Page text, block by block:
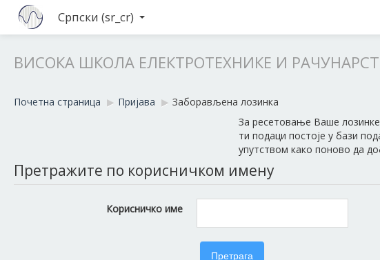
Српски ‎(sr_cr)‎
ВИСОКА ШКОЛА ЕЛЕКТРОТЕХНИКЕ И
Почетна страница ▶︎ Пријава ▶︎ Заборављена лозинка
За ресетовање Ваше лозинке
ти подаци постоје у бази
упутством како поново да
Претражите по корисничком имену
Корисничко име